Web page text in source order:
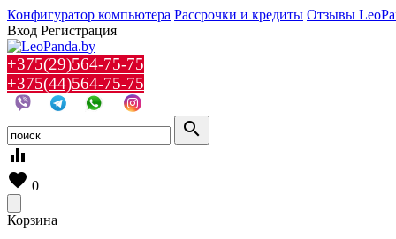
Конфигуратор компьютера Рассрочки и кредиты Отзывы
Вход Регистрация
+375(29)564-75-75
+375(44)564-75-75
search
equalizer
favorite 0
Корзина